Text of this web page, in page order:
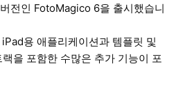
전인 FotoMagico 6을 출시했습니
용 애플리케이션과 템플릿 및
을 포함한 수많은 추가 기능이 포